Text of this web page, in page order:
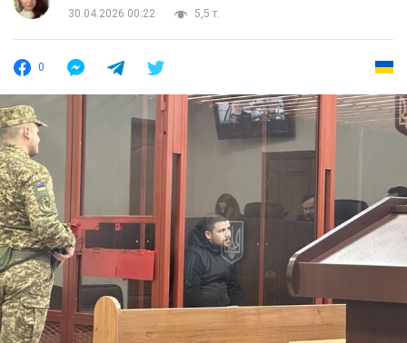
30.04.2026 00:22
5,5 т.
0